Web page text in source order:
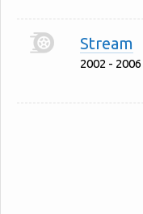
Stream
2002 - 2006